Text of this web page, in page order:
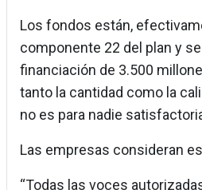
Los fondos están,
componente 22 del plan y
financiación de 3.500
tanto la cantidad como la
no es para nadie
Las empresas consideran
“Todas las voces